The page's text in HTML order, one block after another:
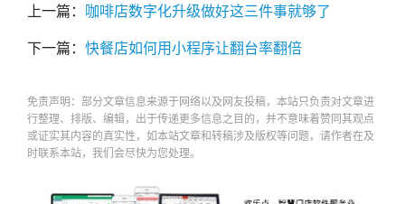
上一篇： 咖啡店数字化升级做好这三件事就够了
下一篇： 快餐店如何用小程序让翻台率翻倍
免责声明：部分文章信息来源于网络以及网友投稿，本站只负责对文章进
行整理、排版、编辑，出于传递更多信息之目的，并不意味着赞同其观点
或证实其内容的真实性，如本站文章和转稿涉及版权等问题，请作者在及
时联系本站，我们会尽快为您处理。